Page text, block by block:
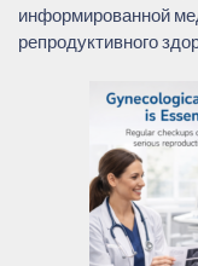
информированной
репродуктивного